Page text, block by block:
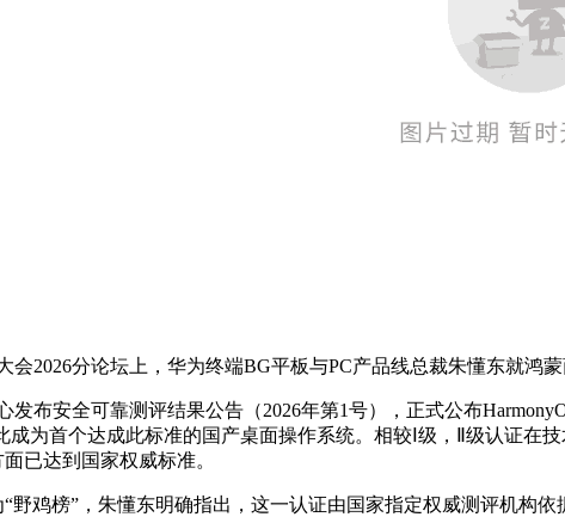
会2026分论坛上，华为终端BG平板与PC产品线总裁朱懂东就鸿
发布安全可靠测评结果公告（2026年第1号），正式公布
成为首个达成此标准的国产桌面操作系统。相较Ⅰ级，Ⅱ级认证
已达到国家权威标准。
野鸡榜”，朱懂东明确指出，这一认证由国家指定权威测评机构